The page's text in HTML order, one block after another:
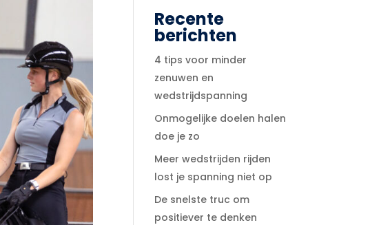
Recente
berichten
4 tips voor minder
zenuwen en
wedstrijdspanning
Onmogelijke doelen halen
doe je zo
Meer wedstrijden rijden
lost je spanning niet op
De snelste truc om
positiever te denken